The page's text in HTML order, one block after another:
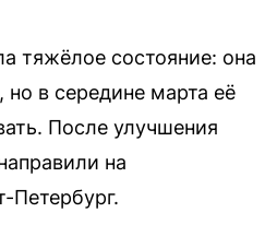
тяжёлое состояние: она
в середине марта её
После улучшения
на
Петербург.